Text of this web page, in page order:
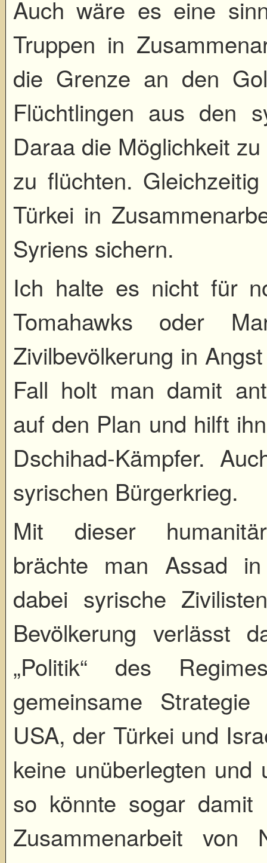
Auch wäre es eine
Truppen in
die Grenze an den
Flüchtlingen aus den
Daraa die Möglichkeit
zu flüchten.
Türkei in
Syriens sichern.
Ich halte es nicht für
Tomahawks oder
Zivilbevölkerung in
Fall holt man damit
auf den Plan und hilft
Dschihad-Kämpfer.
syrischen Bürgerkrieg.
Mit dieser
brächte man Assad
dabei syrische
Bevölkerung verlässt
„Politik“ des
gemeinsame
USA, der Türkei und
keine unüberlegten und
so könnte sogar
Zusammenarbeit von